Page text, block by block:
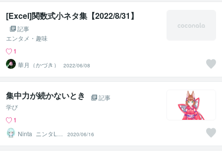
[Excel]関数式小ネタ集【2022/8/31】
記事
エンタメ・趣味
1
華月（かづき）
2022/06/08
集中力が続かないとき
記事
学び
1
Ninta_ニンタLiv
2020/06/16